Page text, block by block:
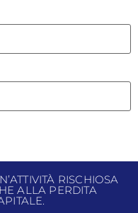
RISCHIOSA
ALLA PERDITA